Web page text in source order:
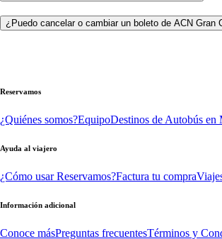
¿Puedo cancelar o cambiar un boleto de ACN Gran
Reservamos
¿Quiénes somos?EquipoDestinos de Autobús en
Ayuda al viajero
¿Cómo usar Reservamos?Factura tu compra
Información adicional
Conoce másPreguntas frecuentesTérminos y